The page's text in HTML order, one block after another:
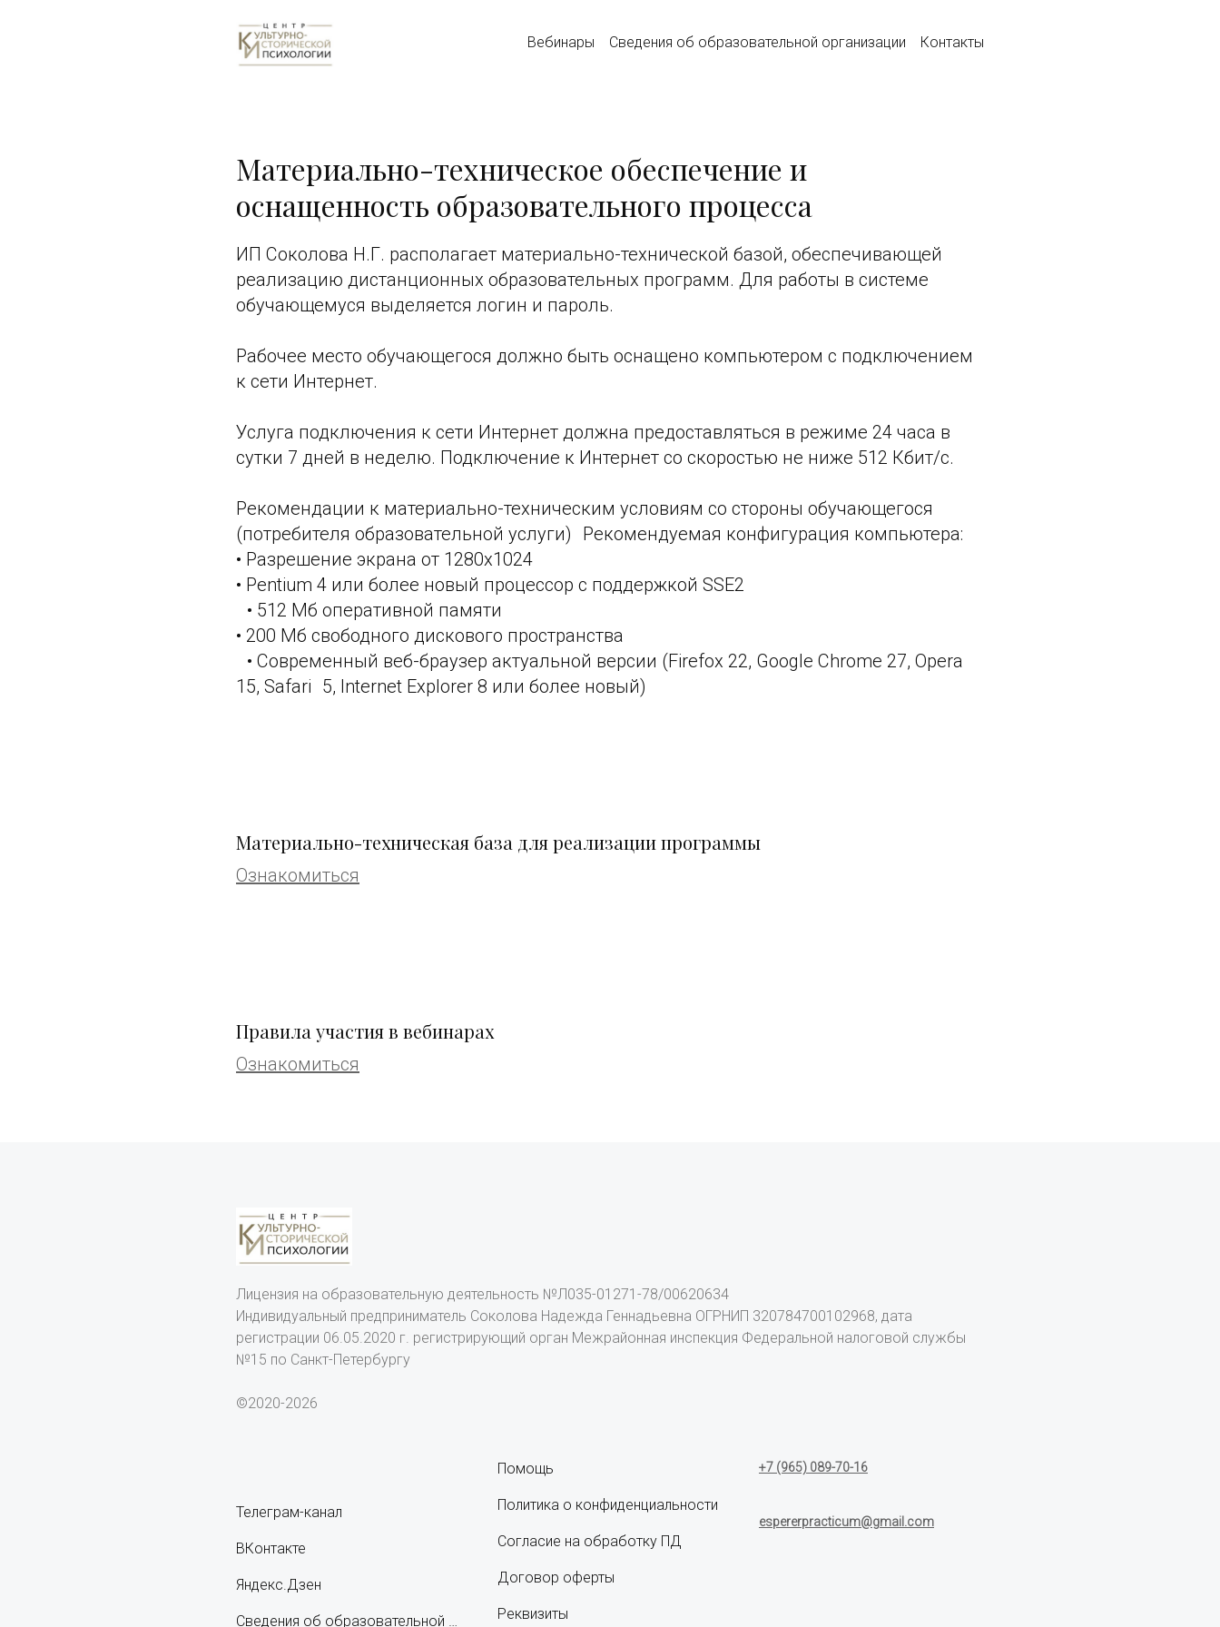
Вебинары Сведения об образовательной организации Контакты
Материально-техническое обеспечение и
оснащенность образовательного процесса
ИП Соколова Н.Г. располагает материально-технической базой, обеспечивающей
реализацию дистанционных образовательных программ. Для работы в системе
обучающемуся выделяется логин и пароль.
Рабочее место обучающегося должно быть оснащено компьютером с подключением
к сети Интернет.
Услуга подключения к сети Интернет должна предоставляться в режиме 24 часа в
сутки 7 дней в неделю. Подключение к Интернет со скоростью не ниже 512 Кбит/с.
Рекомендации к материально-техническим условиям со стороны обучающегося
(потребителя образовательной услуги) Рекомендуемая конфигурация компьютера:
• Разрешение экрана от 1280х1024
• Pentium 4 или более новый процессор с поддержкой SSE2
• 512 Мб оперативной памяти
• 200 Мб свободного дискового пространства
• Современный веб-браузер актуальной версии (Firefox 22, Google Chrome 27, Opera
15, Safari 5, Internet Explorer 8 или более новый)
Материально-техническая база для реализации программы
Ознакомиться
Правила участия в вебинарах
Ознакомиться
Лицензия на образовательную деятельность №Л035-01271-78/00620634
Индивидуальный предприниматель Соколова Надежда Геннадьевна ОГРНИП 320784700102968, дата
регистрации 06.05.2020 г. регистрирующий орган Межрайонная инспекция Федеральной налоговой службы
№15 по Санкт-Петербургу
©2020-2026
Телеграм-канал
ВКонтакте
Яндекс.Дзен
Сведения об образовательной организации
Помощь
Политика о конфиденциальности
Согласие на обработку ПД
Договор оферты
Реквизиты
+7 (965) 089-70-16
espererpracticum@gmail.com